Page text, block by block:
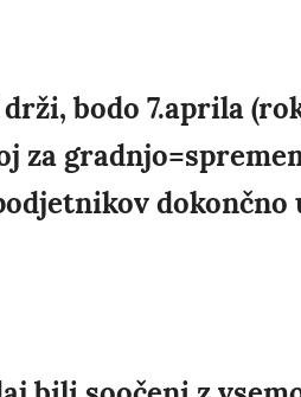
drži, bodo 7.aprila
za
dokončno